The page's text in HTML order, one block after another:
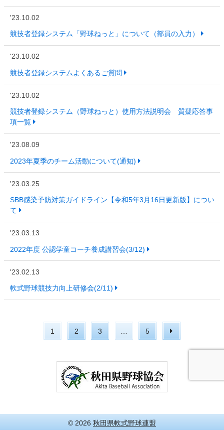
'23.10.02
競技者登録システム「野球ねっと」について（部員の入力）
'23.10.02
競技者登録システムよくあるご質問
'23.10.02
競技者登録システム（野球ねっと）使用方法説明会 質疑応答事
項一覧
'23.08.09
2023年夏季のチーム活動について(通知)
'23.03.25
SBB感染予防対策ガイドライン【令和5年3月16日更新版】につい
て
'23.03.13
2022年度 公認学童コーチ養成講習会(3/12)
'23.02.13
軟式野球競技力向上研修会(2/11)
1 2 3 5
© 2026 秋田県軟式野球連盟